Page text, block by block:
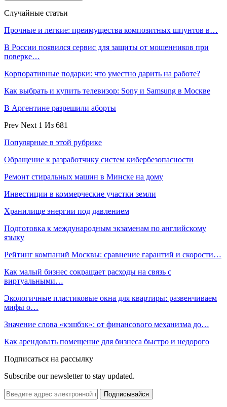
Случайные статьи
Прочные и легкие: преимущества композитных шпунтов в…
В России появился сервис для защиты от мошенников при
поверке…
Корпоративные подарки: что уместно дарить на работе?
Как выбрать и купить телевизор: Sony и Samsung в Москве
В Аргентине разрешили аборты
Prev Next 1 Из 681
Популярные в этой рубрике
Обращение к разработчику систем кибербезопасности
Ремонт стиральных машин в Минске на дому
Инвестиции в коммерческие участки земли
Хранилище энергии под давлением
Подготовка к международным экзаменам по английскому
языку
Рейтинг компаний Москвы: сравнение гарантий и скорости…
Как малый бизнес сокращает расходы на связь с
виртуальными…
Экологичные пластиковые окна для квартиры: развенчиваем
мифы о…
Значение слова «кэшбэк»: от финансового механизма до…
Как арендовать помещение для бизнеса быстро и недорого
Подписаться на рассылку
Subscribe our newsletter to stay updated.
Подписывайся